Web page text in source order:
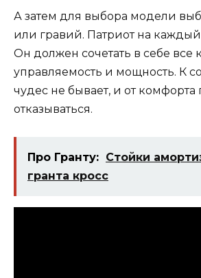
А затем для выбора модели
или гравий. Патриот на
Он должен сочетать в себе все
управляемость и мощность. К
чудес не бывает, и от комфорта
отказываться.
Про Гранту: Стойки
гранта кросс